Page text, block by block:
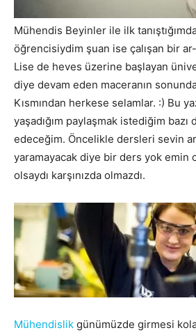
Mühendis Beyinler ile ilk
öğrencisiydim şuan ise çalışan bir
Lise de heves üzerine başlayan
diye devam eden maceranın
Kısmından herkese selamlar. :) Bu
yaşadığım paylaşmak istediğim
edeceğim. Öncelikle dersleri sevin
yaramayacak diye bir ders yok emin
olsaydı karşınızda olmazdı.
Mühendislik günümüzde girmesi